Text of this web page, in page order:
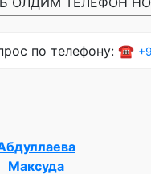
по телефону: ☎️
Максуда